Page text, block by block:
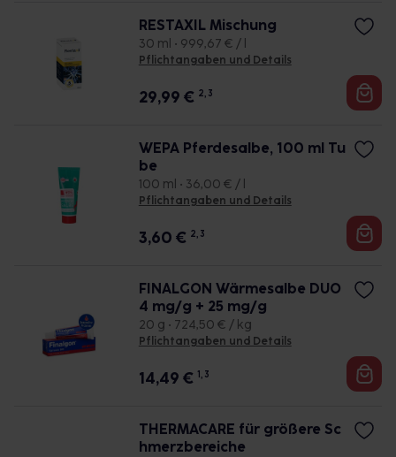
RESTAXIL Mischung
30 ml • 999,67 € / l
Pflichtangaben und Details
29,99 € 2, 3
WEPA Pferdesalbe, 100 ml Tu
be
100 ml • 36,00 € / l
Pflichtangaben und Details
3,60 € 2, 3
FINALGON Wärmesalbe DUO
4 mg/g + 25 mg/g
20 g • 724,50 € / kg
Pflichtangaben und Details
14,49 € 1, 3
THERMACARE für größere Sc
hmerzbereiche